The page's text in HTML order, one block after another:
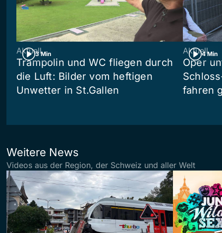
3 Min
Aktuell
Trampolin und WC fliegen durch
die Luft: Bilder vom heftigen
Unwetter in St.Gallen
4 Min
Aktuell
Oper
fahren
Weitere News
Videos aus der Region, der Schweiz und aller Welt